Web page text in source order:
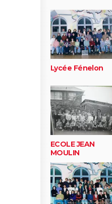
Lycée Fénelon
ECOLE JEAN
MOULIN